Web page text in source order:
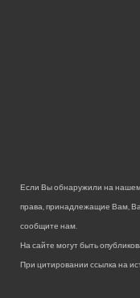
Если Вы обнаружили на
права, принадлежащие Вам,
сообщите нам.
На сайте могут быть
При цитировании ссылка на